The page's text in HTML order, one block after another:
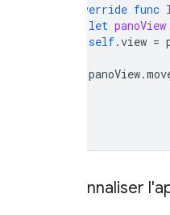
override func
let panoView
self.view =
panoView.
Personnaliser